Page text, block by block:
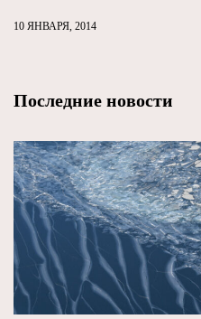
10 ЯНВАРЯ, 2014
Последние новости